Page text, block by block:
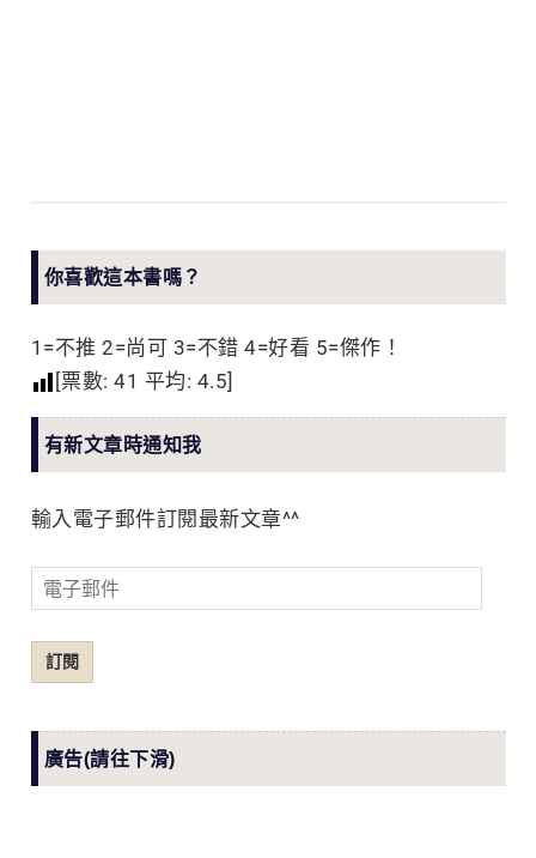
你喜歡這本書嗎？
1=不推 2=尚可 3=不錯 4=好看 5=傑作！
[票數: 41 平均: 4.5]
有新文章時通知我
輸入電子郵件訂閱最新文章^^
電
子
郵
件
訂閱
廣告(請往下滑)